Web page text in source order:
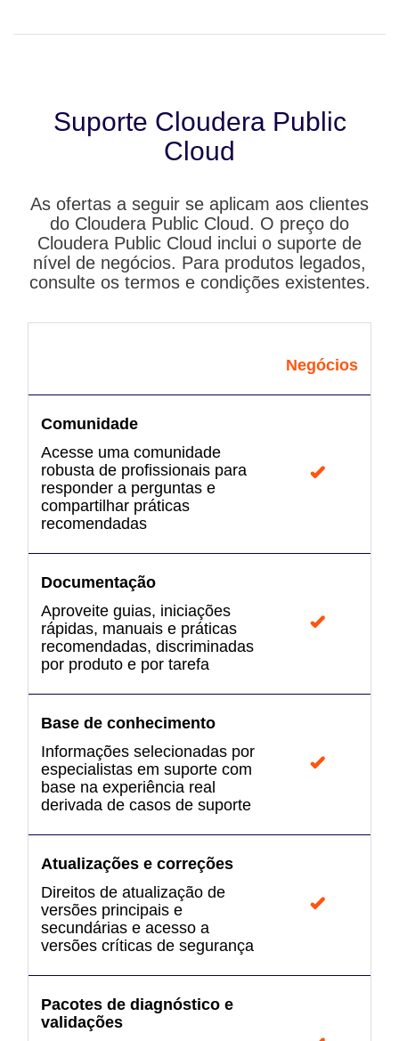
Suporte Cloudera Public
Cloud
As ofertas a seguir se aplicam aos clientes
do Cloudera Public Cloud. O preço do
Cloudera Public Cloud inclui o suporte de
nível de negócios. Para produtos legados,
consulte os termos e condições existentes.
Negócios
Comunidade
Acesse uma comunidade
robusta de profissionais para
responder a perguntas e
compartilhar práticas
recomendadas
Documentação
Aproveite guias, iniciações
rápidas, manuais e práticas
recomendadas, discriminadas
por produto e por tarefa
Base de conhecimento
Informações selecionadas por
especialistas em suporte com
base na experiência real
derivada de casos de suporte
Atualizações e correções
Direitos de atualização de
versões principais e
secundárias e acesso a
versões críticas de segurança
Pacotes de diagnóstico e
validações